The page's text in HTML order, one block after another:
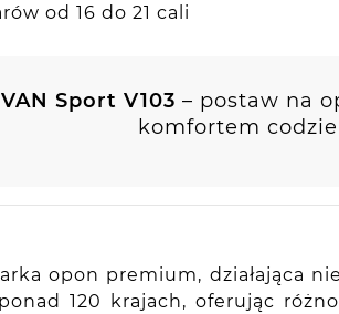
od 16 do 21 cali
Sport V103 – postaw na
komfortem
opon premium, działająca
120 krajach, oferując